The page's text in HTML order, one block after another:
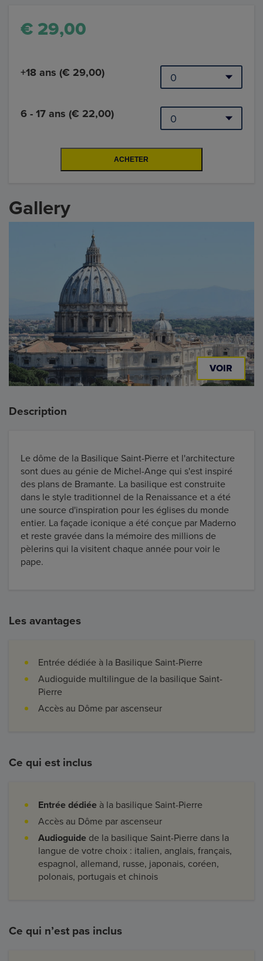
€ 29,00
+18 ans (€ 29,00)
6 - 17 ans (€ 22,00)
Gallery
VOIR
Description
Le dôme de la Basilique Saint-Pierre et l'architecture
sont dues au génie de Michel-Ange qui s'est inspiré
des plans de Bramante. La basilique est construite
dans le style traditionnel de la Renaissance et a été
une source d'inspiration pour les églises du monde
entier. La façade iconique a été conçue par Maderno
et reste gravée dans la mémoire des millions de
pèlerins qui la visitent chaque année pour voir le
pape.
Les avantages
Entrée dédiée à la Basilique Saint-Pierre
Audioguide multilingue de la basilique Saint-
Pierre
Accès au Dôme par ascenseur
Ce qui est inclus
Entrée dédiée à la basilique Saint-Pierre
Accès au Dôme par ascenseur
Audioguide de la basilique Saint-Pierre dans la
langue de votre choix : italien, anglais, français,
espagnol, allemand, russe, japonais, coréen,
polonais, portugais et chinois
Ce qui n’est pas inclus